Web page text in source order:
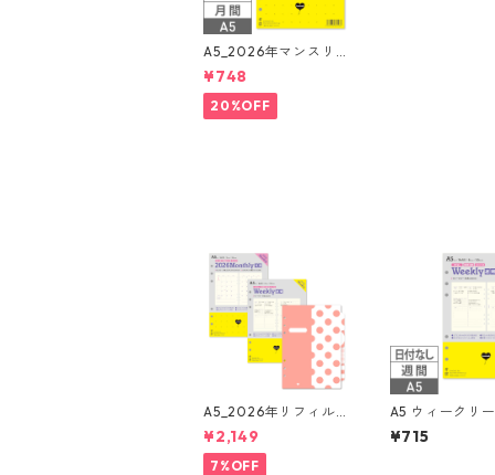
A5_2026年マンスリー
月間ブロック + LOVE
ドット罫 システム手帳
リフィル
¥748
20%OFF
A5_2026年リフィルセ
ット システム手帳 ★
送料無料★
¥2,149
7%OFF
A5 ウィークリ
なし 見開き1週
ック式 習慣ト
¥715